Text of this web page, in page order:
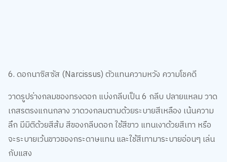
วาดรูปร่างกลมของทรงดอก แบ่งกลีบเป็น 6 กลีบ ปลายแหลม วาด
เกสรตรงแกนกลาง วาดวงกลมตามด้วยระบายสีเหลือง เน้นความ
ลึก มีมิติด้วยสีส้ม สีของกลีบดอก ใช้สีขาว แทนเงาด้วยสีเทา หรือ
จะระบายเว้นขาวของกระดาษแทน และใช้สีเทามาระบายอ่อนๆ เล่น
กับแสง